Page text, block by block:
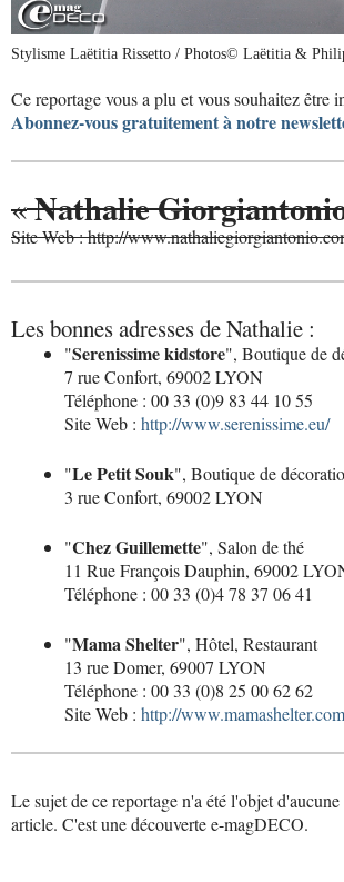
Stylisme Laëtitia Rissetto / Photos© Laëtitia &
Ce reportage vous a plu et vous souhaitez être
Abonnez-vous gratuitement à notre
«Nathalie
Site Web : http://
Les bonnes adresses de Nathalie :
"Serenissime kidstore", Boutique de
7 rue Confort, 69002 LYON
Téléphone : 00 33 (0)9 83 44 10 55
Site Web : http://www.serenissime.eu/
"Le Petit Souk", Boutique de
3 rue Confort, 69002 LYON
"Chez Guillemette", Salon de thé
11 Rue François Dauphin, 69002
Téléphone : 00 33 (0)4 78 37 06 41
"Mama Shelter", Hôtel, Restaurant
13 rue Domer, 69007 LYON
Téléphone : 00 33 (0)8 25 00 62 62
Site Web : http://
Le sujet de ce reportage n'a été l'objet
article. C'est une découverte e-magDECO.